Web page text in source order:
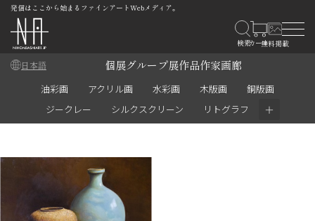
発信はここから始まるファインアートWebメディア。
日本語 個展グループ展作品作家画廊
油彩画 アクリル画 水彩画 木版画
銅版画
ジークレー
シルクスクリーン リトグラフ ＋